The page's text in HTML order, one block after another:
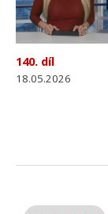
140. díl
18.05.2026